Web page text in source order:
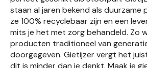
staan al jaren bekend als
ze 100% recyclebaar zijn en een
mits je het met zorg behandeld. Zo
producten traditioneel van
doorgegeven. Gietijzer vergt het